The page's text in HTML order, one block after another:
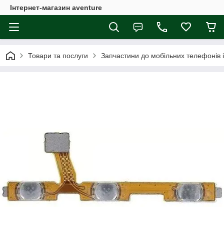
Інтернет-магазин aventure
Товари та послуги Запчастини до мобільних телефонів